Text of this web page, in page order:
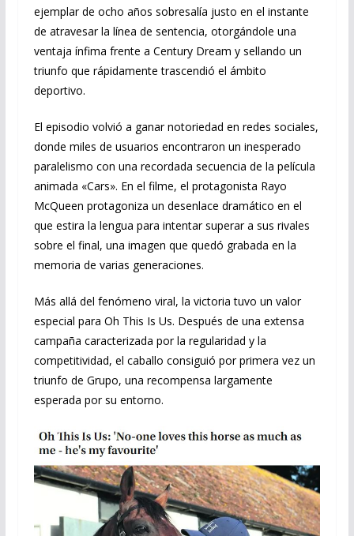
ejemplar de ocho años sobresalía justo en el instante
de atravesar la línea de sentencia, otorgándole una
ventaja ínfima frente a Century Dream y sellando un
triunfo que rápidamente trascendió el ámbito
deportivo.
El episodio volvió a ganar notoriedad en redes sociales,
donde miles de usuarios encontraron un inesperado
paralelismo con una recordada secuencia de la película
animada «Cars». En el filme, el protagonista Rayo
McQueen protagoniza un desenlace dramático en el
que estira la lengua para intentar superar a sus rivales
sobre el final, una imagen que quedó grabada en la
memoria de varias generaciones.
Más allá del fenómeno viral, la victoria tuvo un valor
especial para Oh This Is Us. Después de una extensa
campaña caracterizada por la regularidad y la
competitividad, el caballo consiguió por primera vez un
triunfo de Grupo, una recompensa largamente
esperada por su entorno.